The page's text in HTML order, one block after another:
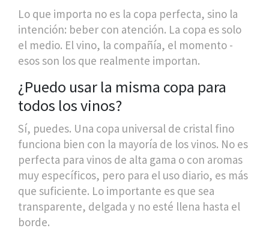
Lo que importa no es la copa perfecta, sino la
intención: beber con atención. La copa es solo
el medio. El vino, la compañía, el momento -
esos son los que realmente importan.
¿Puedo usar la misma copa para
todos los vinos?
Sí, puedes. Una copa universal de cristal fino
funciona bien con la mayoría de los vinos. No es
perfecta para vinos de alta gama o con aromas
muy específicos, pero para el uso diario, es más
que suficiente. Lo importante es que sea
transparente, delgada y no esté llena hasta el
borde.